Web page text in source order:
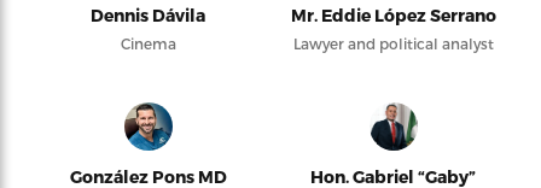
Dennis Dávila
Cinema
Mr. Eddie López Serrano
Lawyer and political analyst
González Pons MD
Hon. Gabriel “Gaby”